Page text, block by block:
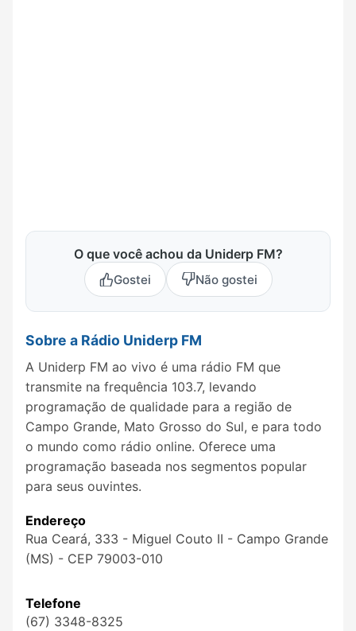
O que você achou da Uniderp FM?
Gostei Não gostei
Sobre a Rádio Uniderp FM
A Uniderp FM ao vivo é uma rádio FM que
transmite na frequência 103.7, levando
programação de qualidade para a região de
Campo Grande, Mato Grosso do Sul, e para todo
o mundo como rádio online. Oferece uma
programação baseada nos segmentos popular
para seus ouvintes.
Endereço
Rua Ceará, 333 - Miguel Couto II - Campo Grande
(MS) - CEP 79003-010
Telefone
(67) 3348-8325